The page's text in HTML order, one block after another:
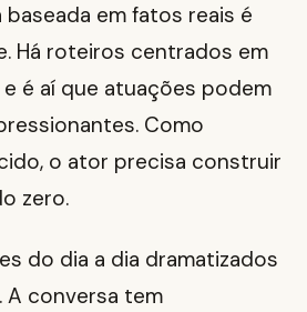
em fatos reais é
Há roteiros centrados em
é aí que atuações podem
Como
o ator precisa construir
zero.
do dia a dia dramatizados
A conversa tem